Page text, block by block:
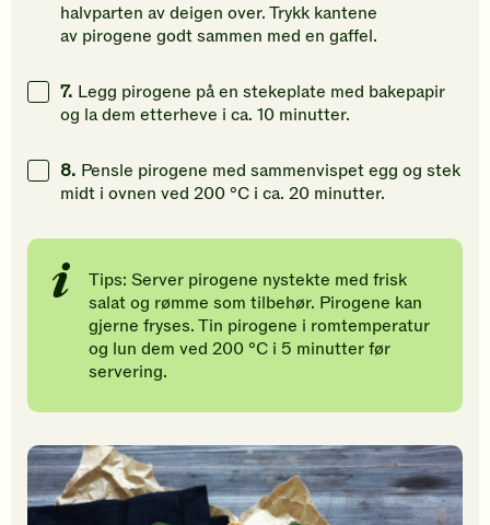
halvparten av deigen over. Trykk kantene
av pirogene godt sammen med en gaffel.
7. Legg pirogene på en stekeplate med bakepapir
og la dem etterheve i ca. 10 minutter.
8. Pensle pirogene med sammenvispet egg og stek
midt i ovnen ved 200 °C i ca. 20 minutter.
Tips: Server pirogene nystekte med frisk
salat og rømme som tilbehør. Pirogene kan
gjerne fryses. Tin pirogene i romtemperatur
og lun dem ved 200 °C i 5 minutter før
servering.